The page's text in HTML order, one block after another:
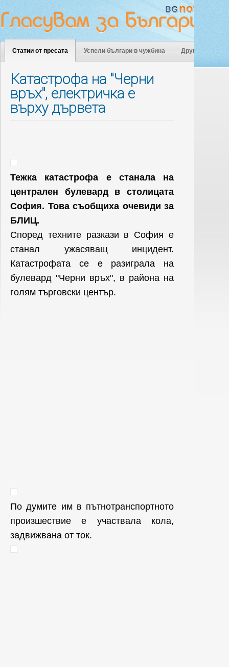
Статии от пресата Успели българи в чужбина Други
Катастрофа на "Черни
връх", електричка е
върху дървета
Тежка катастрофа е станала на
централен булевард в столицата
София. Това съобщиха очевиди за
БЛИЦ.
Според техните разкази в София е
станал ужасяващ инцидент.
Катастрофата се е разиграла на
булевард "Черни връх", в района на
голям търговски център.
По думите им в пътнотранспортното
произшествие е участвала кола,
задвижвана от ток.